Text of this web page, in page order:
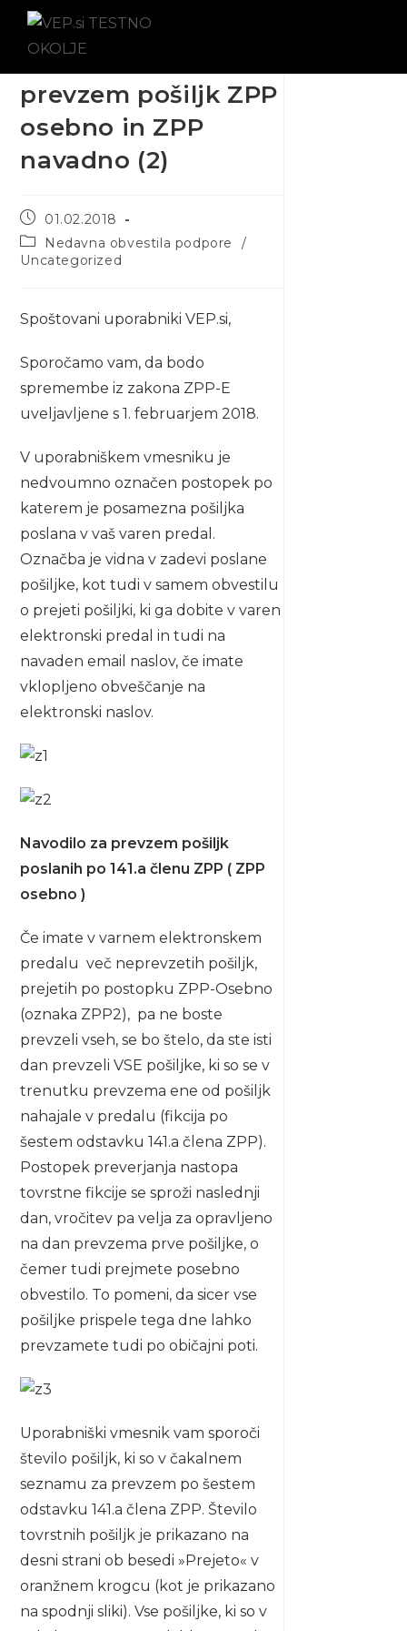
Navodilo za
prevzem pošiljk ZPP
osebno in ZPP
navadno (2)
01.02.2018
Nedavna obvestila podpore
/
Uncategorized
Spoštovani uporabniki VEP.si,
Sporočamo vam, da bodo
spremembe iz zakona ZPP-E
uveljavljene s 1. februarjem 2018.
V uporabniškem vmesniku je
nedvoumno označen postopek po
katerem je posamezna pošiljka
poslana v vaš varen predal.
Označba je vidna v zadevi poslane
pošiljke, kot tudi v samem obvestilu
o prejeti pošiljki, ki ga dobite v varen
elektronski predal in tudi na
navaden email naslov, če imate
vklopljeno obveščanje na
elektronski naslov.
Navodilo za prevzem pošiljk
poslanih po 141.a členu ZPP ( ZPP
osebno )
Če imate v varnem elektronskem
predalu več neprevzetih pošiljk,
prejetih po postopku ZPP-Osebno
(oznaka ZPP2), pa ne boste
prevzeli vseh, se bo štelo, da ste isti
dan prevzeli VSE pošiljke, ki so se v
trenutku prevzema ene od pošiljk
nahajale v predalu (fikcija po
šestem odstavku 141.a člena ZPP).
Postopek preverjanja nastopa
tovrstne fikcije se sproži naslednji
dan, vročitev pa velja za opravljeno
na dan prevzema prve pošiljke, o
čemer tudi prejmete posebno
obvestilo. To pomeni, da sicer vse
pošiljke prispele tega dne lahko
prevzamete tudi po običajni poti.
Uporabniški vmesnik vam sporoči
število pošiljk, ki so v čakalnem
seznamu za prevzem po šestem
odstavku 141.a člena ZPP. Število
tovrstnih pošiljk je prikazano na
desni strani ob besedi »Prejeto« v
oranžnem krogcu (kot je prikazano
na spodnji sliki). Vse pošiljke, ki so v